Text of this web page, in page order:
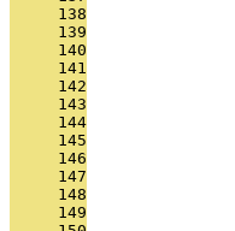
     138
     139
     140
     141
     142
     143
     144
     145
     146
     147
     148
     149